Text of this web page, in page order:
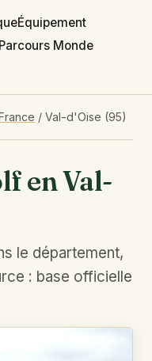
Équipement
Monde
/ Val-d'Oise (95)
en Val-
le département,
: base officielle